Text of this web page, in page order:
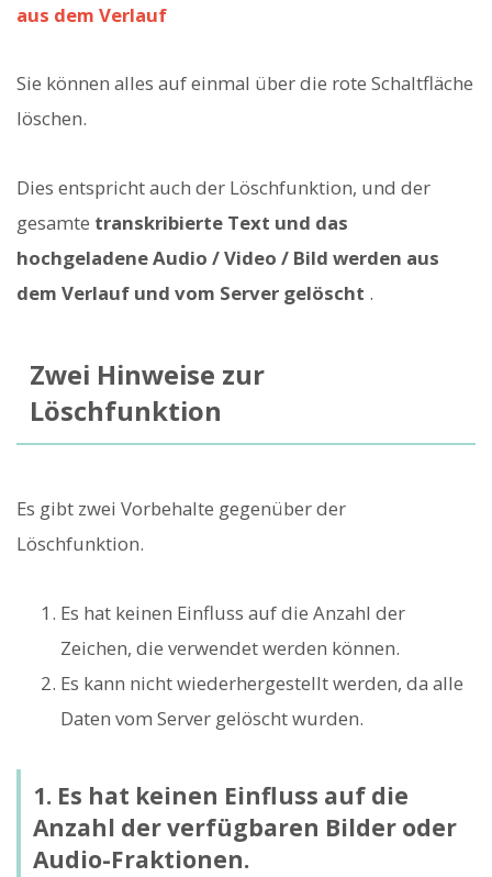
aus dem Verlauf
Sie können alles auf einmal über die rote Schaltfläche
löschen.
Dies entspricht auch der Löschfunktion, und der
gesamte transkribierte Text und das
hochgeladene Audio / Video / Bild werden aus
dem Verlauf und vom Server gelöscht .
Zwei Hinweise zur
Löschfunktion
Es gibt zwei Vorbehalte gegenüber der
Löschfunktion.
Es hat keinen Einfluss auf die Anzahl der
Zeichen, die verwendet werden können.
Es kann nicht wiederhergestellt werden, da alle
Daten vom Server gelöscht wurden.
1. Es hat keinen Einfluss auf die
Anzahl der verfügbaren Bilder oder
Audio-Fraktionen.